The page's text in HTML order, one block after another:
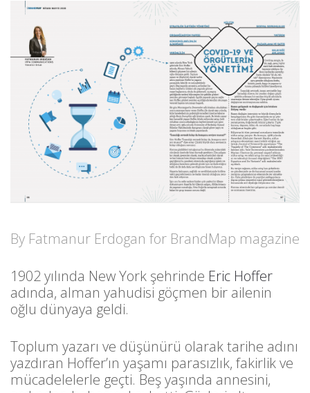
By Fatmanur Erdogan for BrandMap magazine
1902 yılında New York şehrinde Eric Hoffer
adında, alman yahudisi göçmen bir ailenin
oğlu dünyaya geldi.
Toplum yazarı ve düşünürü olarak tarihe adını
yazdıran Hoffer’ın yaşamı parasızlık, fakirlik ve
mücadelelerle geçti. Beş yaşında annesini,